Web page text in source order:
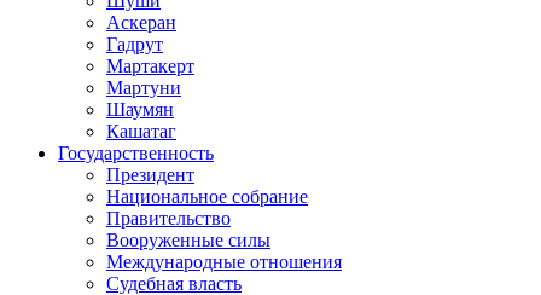
Аскеран
Гадрут
Мартакерт
Мартуни
Шаумян
Кашатаг
Государственность
Президент
Национальное собрание
Правительство
Вооруженные силы
Международные отношения
Судебная власть